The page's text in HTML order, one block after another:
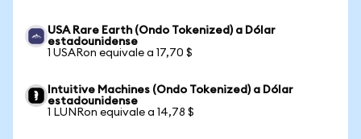
USA Rare Earth (Ondo Tokenized) a Dólar
estadounidense
1 USARon equivale a 17,70 $
Intuitive Machines (Ondo Tokenized) a Dólar
estadounidense
1 LUNRon equivale a 14,78 $